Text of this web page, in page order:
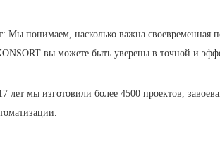
Мы понимаем, насколько важна своевременная
вы можете быть уверены в точной и
лет мы изготовили более 4500 проектов,